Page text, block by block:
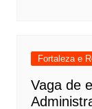
Fortaleza e
Vaga de